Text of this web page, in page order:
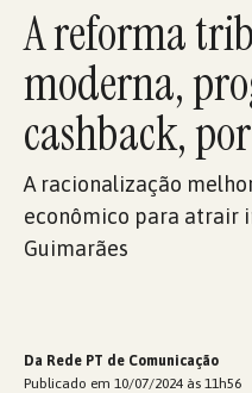
A reforma
moderna,
cashback,
A racionalização
econômico para atrair
Guimarães
Da Rede PT de Comunicação
Publicado em 10/07/2024 às 11h56